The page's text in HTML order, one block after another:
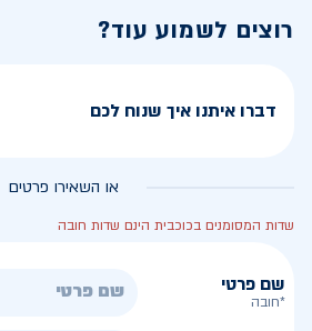
רוצים לשמוע עוד?
דברו איתנו איך שנוח לכם
או השאירו פרטים
שדות המסומנים בכוכבית הינם שדות חובה
שם פרטי
*חובה